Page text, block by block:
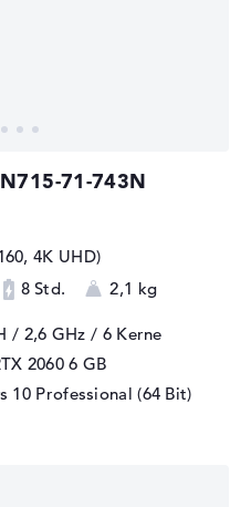
71-743N
4K UHD)
8 Std. 2,1 kg
/ 2,6 GHz / 6 Kerne
20606 GB
10 Professional (64 Bit)